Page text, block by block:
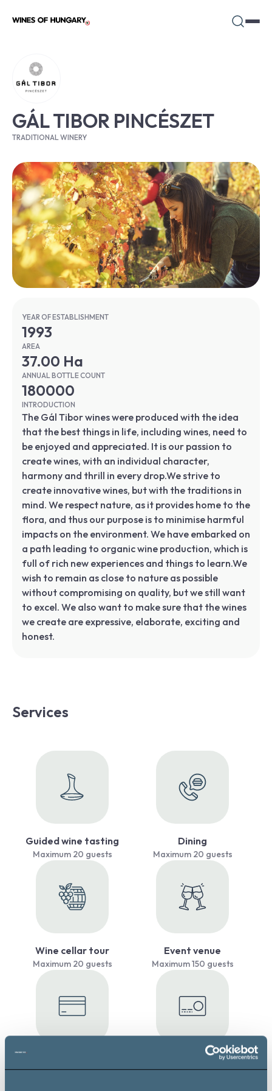
GÁL TIBOR PINCÉSZET
TRADITIONAL WINERY
YEAR OF ESTABLISHMENT
1993
AREA
37.00 Ha
ANNUAL BOTTLE COUNT
180000
INTRODUCTION
The Gál Tibor wines were produced with the idea
that the best things in life, including wines, need to
be enjoyed and appreciated. It is our passion to
create wines, with an individual character,
harmony and thrill in every drop.We strive to
create innovative wines, but with the traditions in
mind. We respect nature, as it provides home to the
flora, and thus our purpose is to minimise harmful
impacts on the environment. We have embarked on
a path leading to organic wine production, which is
full of rich new experiences and things to learn.We
wish to remain as close to nature as possible
without compromising on quality, but we still want
to excel. We also want to make sure that the wines
we create are expressive, elaborate, exciting and
honest.
Services
Guided wine tasting
Maximum 20 guests
Dining
Maximum 20 guests
Wine cellar tour
Maximum 20 guests
Event venue
Maximum 150 guests
Payment by SZÉP card